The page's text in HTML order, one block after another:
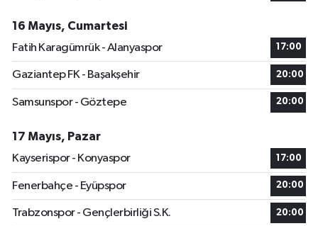
16 Mayıs, Cumartesi
Fatih Karagümrük - Alanyaspor
17:00
Gaziantep FK - Başakşehir 20:00
Samsunspor - Göztepe 20:00
17 Mayıs, Pazar
Kayserispor - Konyaspor
17:00
Fenerbahçe - Eyüpspor 20:00
Trabzonspor - Gençlerbirliği S.K. 20:00